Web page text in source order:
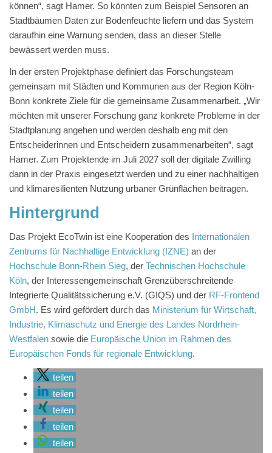
können“, sagt Hamer. So könnten zum Beispiel Sensoren an
Stadtbäumen Daten zur Bodenfeuchte liefern und das System
daraufhin eine Warnung senden, dass an dieser Stelle
bewässert werden muss.
In der ersten Projektphase definiert das Forschungsteam
gemeinsam mit Städten und Kommunen aus der Region Köln-
Bonn konkrete Ziele für die gemeinsame Zusammenarbeit. „Wir
möchten mit unserer Forschung ganz konkrete Probleme in der
Stadtplanung angehen und werden deshalb eng mit den
Entscheiderinnen und Entscheidern zusammenarbeiten“, sagt
Hamer. Zum Projektende im Juli 2027 soll der digitale Zwilling
dann in der Praxis eingesetzt werden und zu einer nachhaltigen
und klimaresilienten Nutzung urbaner Grünflächen beitragen.
Hintergrund
Das Projekt EcoTwin ist eine Kooperation des Internationalen
Zentrums für Nachhaltige Entwicklung (IZNE) an der
Hochschule Bonn-Rhein Sieg, der Technischen Hochschule
Köln, der Interessengemeinschaft Grenzüberschreitende
Integrierte Qualitätssicherung e.V. (GIQS) und der RF-Frontend
GmbH. Es wird gefördert durch das Ministerium für Wirtschaft,
Industrie, Klimaschutz und Energie des Landes Nordrhein-
Westfalen sowie die Europäische Union im Rahmen des
Europäischen Fonds für regionale Entwicklung.
teilen
teilen
teilen
teilen
teilen